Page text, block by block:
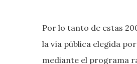
Por lo tanto de estas
la vía pública elegida
mediante el programa